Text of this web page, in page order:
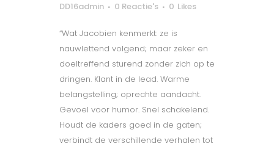
DD16admin
0 Reactie's 0 Likes
“Wat Jacobien kenmerkt: ze is
nauwlettend volgend; maar zeker en
doeltreffend sturend zonder zich op te
dringen. Klant in de lead. Warme
belangstelling; oprechte aandacht.
Gevoel voor humor. Snel schakelend.
Houdt de kaders goed in de gaten;
verbindt de verschillende verhalen tot